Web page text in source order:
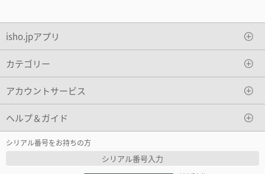
isho.jpアプリ
カテゴリー
アカウントサービス
ヘルプ＆ガイド
シリアル番号をお持ちの方
シリアル番号入力